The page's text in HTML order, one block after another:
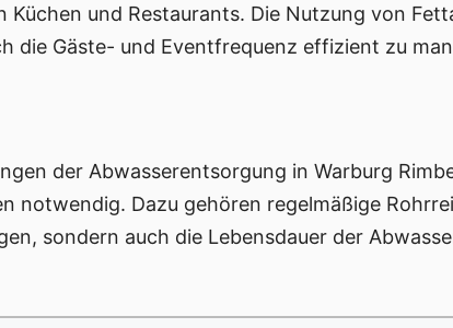
Küchen und Restaurants. Die Nutzung von
die Gäste- und Eventfrequenz effizient zu
der Abwasserentsorgung in Warburg
notwendig. Dazu gehören regelmäßige
sondern auch die Lebensdauer der